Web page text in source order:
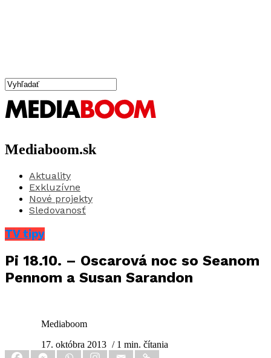
Mediaboom.sk
Aktuality
Exkluzívne
Nové projekty
Sledovanosť
TV tipy
Pi 18.10. – Oscarová noc so Seanom
Pennom a Susan Sarandon
Mediaboom
17. októbra 2013 / 1 min. čítania